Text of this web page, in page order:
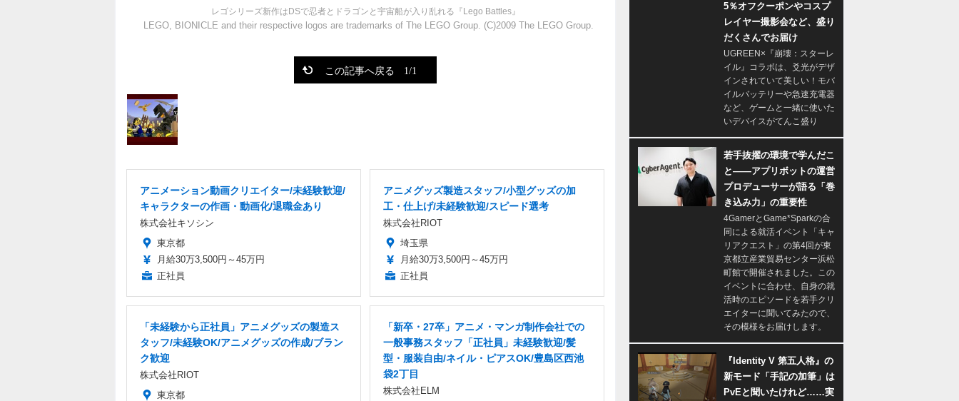
LEGO, BIONICLE and their respective logos are trademarks of The LEGO Group. (C)2009 The LEGO Group.
レゴシリーズ新作はDSで忍者とドラゴンと宇宙船が入り乱れる『Lego Battles』
この記事へ戻る 1/1
アニメーション動画クリエイター/未経験歓迎/
キャラクターの作画・動画化/退職金あり
株式会社キソシン
東京都
月給30万3,500円～45万円
正社員
アニメグッズ製造スタッフ/小型グッズの加
工・仕上げ/未経験歓迎/スピード選考
株式会社RIOT
埼玉県
月給30万3,500円～45万円
正社員
「未経験から正社員」アニメグッズの製造ス
タッフ/未経験OK/アニメグッズの作成/ブラン
ク歓迎
株式会社RIOT
東京都
「新卒・27卒」アニメ・マンガ制作会社での
一般事務スタッフ「正社員」未経験歓迎/髪
型・服装自由/ネイル・ピアスOK/豊島区西池
袋2丁目
株式会社ELM
5％オフクーポンやコスプ
レイヤー撮影会など、盛り
だくさんでお届け
UGREEN×『崩壊：スターレ
イル』コラボは、爻光がデザ
インされていて美しい！モバ
イルバッテリーや急速充電器
など、ゲームと一緒に使いた
いデバイスがてんこ盛り
若手抜擢の環境で学んだこ
と――アプリボットの運営
プロデューサーが語る「巻
き込み力」の重要性
4GamerとGame*Sparkの合
同による就活イベント「キャ
リアクエスト」の第4回が東
京都立産業貿易センター浜松
町館で開催されました。この
イベントに合わせ、自身の就
活時のエピソードを若手クリ
エイターに聞いてみたので、
その模様をお届けします。
『Identity V 第五人格』の
新モード「手記の加筆」は
PvEと聞いたけれど……実